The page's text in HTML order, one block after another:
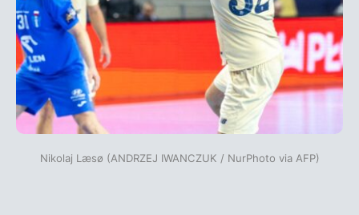
Nikolaj Læsø (ANDRZEJ IWANCZUK / NurPhoto via AFP)